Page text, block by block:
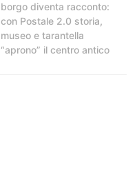
borgo diventa racconto:
con Postale 2.0 storia,
museo e tarantella
“aprono” il centro antico